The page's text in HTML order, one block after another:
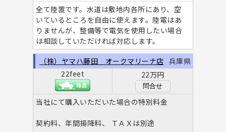
全て陸置です。水道は敷地内各所にあり、空
いているところを自由に使えます。陸電はあ
りませんが、整備等で電気を使用したい場合
は相談していただければ対応します。
22feet 22万円
問合せ
当社にて購入いただいた場合の特別料金
契約料、年間揚降料、 ＴＡＸは別途
（株）ヤマハ藤田 オークマリーナ店 兵庫県